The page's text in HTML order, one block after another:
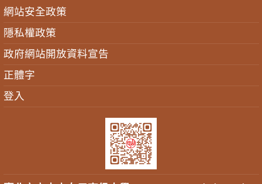
網站安全政策
隱私權政策
政府網站開放資料宣告
正體字
登入